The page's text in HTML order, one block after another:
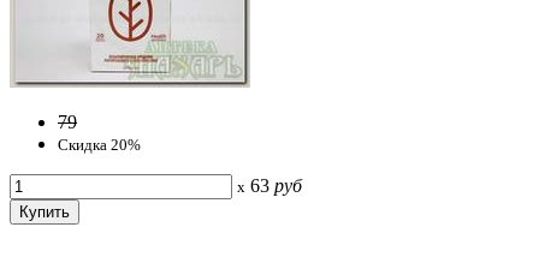
79
Скидка 20%
x 63 руб